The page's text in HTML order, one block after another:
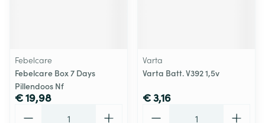
Febelcare
Febelcare Box 7 Days
Pillendoos Nf
€ 19,98
Varta
Varta Batt. V392 1,5v
€ 3,16